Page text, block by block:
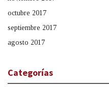
octubre 2017
septiembre 2017
agosto 2017
Categorías